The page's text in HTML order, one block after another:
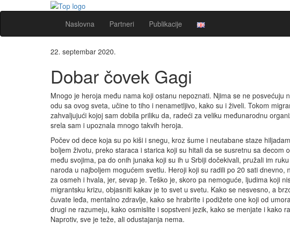
Naslovna Partneri Publikacije
22. septembar 2020.
Dobar čovek Gagi
Mnogo je heroja među nama koji ostanu nepoznati. Njima se ne posvećuju
odu sa ovog sveta, učine to tiho i nenametljivo, kako su i živeli. Tokom
zahvaljujući kojoj sam dobila priliku da, radeći za veliku međunarodnu
srela sam i upoznala mnogo takvih heroja.
Počev od dece koja su po kiši i snegu, kroz šume i neutabane staze
boljem životu, preko staraca i starica koji su hitali da se susretnu sa decom
među svojima, pa do onih junaka koji su ih u Srbiji dočekivali, pružali im
naroda u najboljem mogućem svetlu. Heroji koji su radili po 20 sati
za osmeh i hvala, jer, sevap je. Teško je, skoro pa nemoguće, ljudima koji
migrantsku krizu, objasniti kakav je to svet u svetu. Kako se nesvesno, a
čuvate leđa, mentalno zdravlje, kako se hrabrite i podižete one koji od
drugi ne razumeju, kako osmislite i sopstveni jezik, kako se menjate i kako
Naprotiv, sve je teže, ali odustajanja nema.